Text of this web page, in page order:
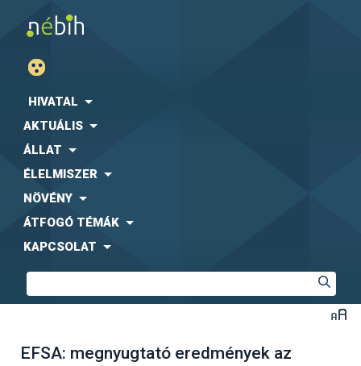
HIVATAL
AKTUÁLIS
ÁLLAT
ÉLELMISZER
NÖVÉNY
ÁTFOGÓ TÉMÁK
KAPCSOLAT
EFSA: megnyugtató eredmények az